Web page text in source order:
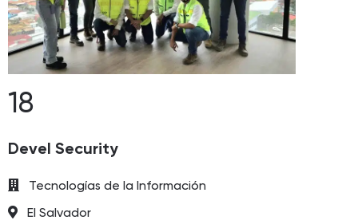
18
Devel Security
Tecnologías de la Información
El Salvador